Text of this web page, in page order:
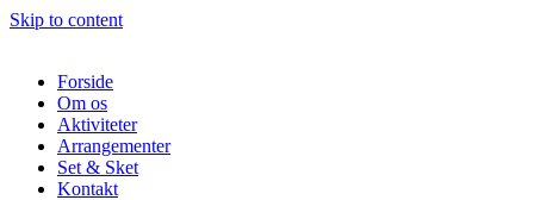
Skip to content
Forside
Om os
Aktiviteter
Arrangementer
Set & Sket
Kontakt